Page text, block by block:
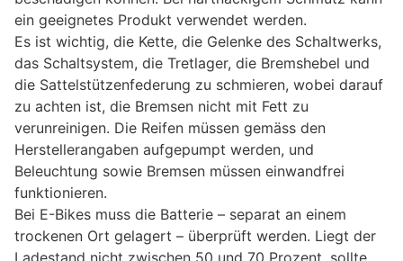
ein geeignetes Produkt verwendet werden.
Es ist wichtig, die Kette, die Gelenke des Schaltwerks,
das Schaltsystem, die Tretlager, die Bremshebel und
die Sattelstützenfederung zu schmieren, wobei darauf
zu achten ist, die Bremsen nicht mit Fett zu
verunreinigen. Die Reifen müssen gemäss den
Herstellerangaben aufgepumpt werden, und
Beleuchtung sowie Bremsen müssen einwandfrei
funktionieren.
Bei E-Bikes muss die Batterie – separat an einem
trockenen Ort gelagert – überprüft werden. Liegt der